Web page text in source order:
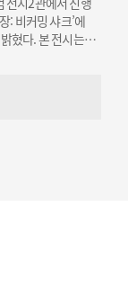
: 비커밍 샤크’에
혔다. 본 전시는